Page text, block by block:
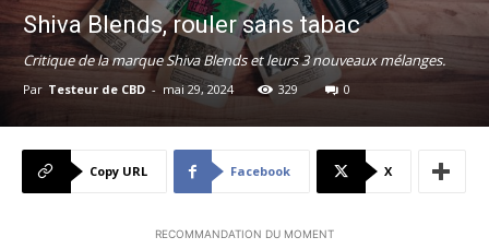
Shiva Blends, rouler sans tabac
Critique de la marque Shiva Blends et leurs 3 nouveaux mélanges.
Par Testeur de CBD - mai 29, 2024 329 0
Copy URL Facebook X
RECOMMANDATION DU MOMENT